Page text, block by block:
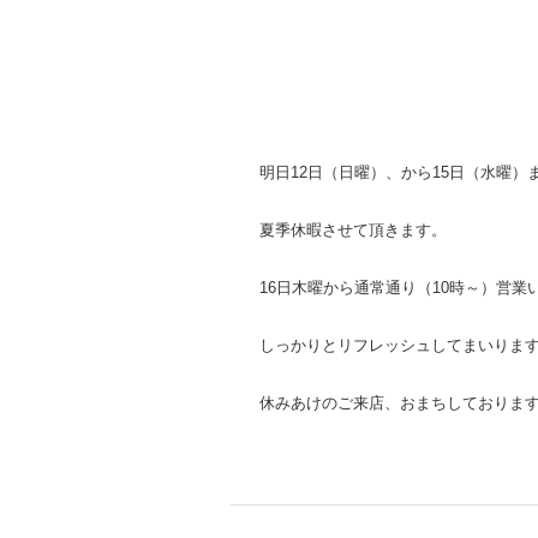
明日12日（日曜）、から15日（水曜）
夏季休暇させて頂きます。
16日木曜から通常通り（10時～）営業
しっかりとリフレッシュしてまいりま
休みあけのご来店、おまちしております